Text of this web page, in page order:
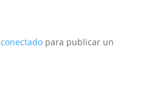
conectadopara publicar un